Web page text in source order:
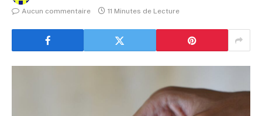
Aucun commentaire
11 Minutes de Lecture